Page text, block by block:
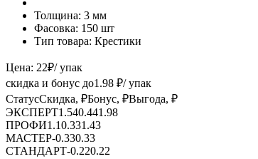
Толщина: 3 мм
Фасовка: 150 шт
Тип товара: Крестики
Цена: 22₽/ упак
скидка и бонус до1.98 ₽/ упак
СтатусСкидка, ₽Бонус, ₽Выгода, ₽
ЭКСПЕРТ1.540.441.98
ПРОФИ1.10.331.43
МАСТЕР-0.330.33
СТАНДАРТ-0.220.22